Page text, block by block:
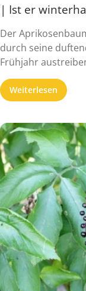
| Ist er
Der
durch seine
Frühjahr
Weiterlesen